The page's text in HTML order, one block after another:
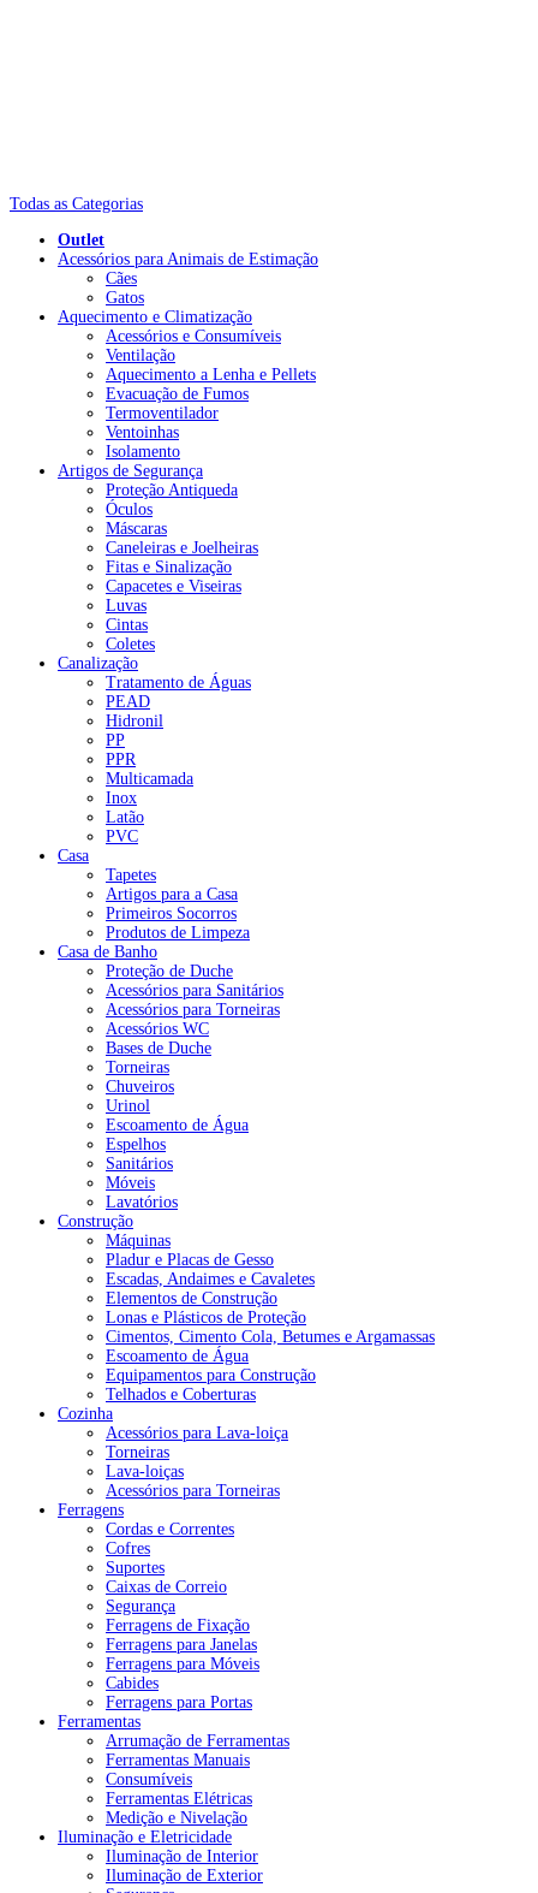
Todas as Categorias
Outlet
Acessórios para Animais de Estimação
Cães
Gatos
Aquecimento e Climatização
Acessórios e Consumíveis
Ventilação
Aquecimento a Lenha e Pellets
Evacuação de Fumos
Termoventilador
Ventoinhas
Isolamento
Artigos de Segurança
Proteção Antiqueda
Óculos
Máscaras
Caneleiras e Joelheiras
Fitas e Sinalização
Capacetes e Viseiras
Luvas
Cintas
Coletes
Canalização
Tratamento de Águas
PEAD
Hidronil
PP
PPR
Multicamada
Inox
Latão
PVC
Casa
Tapetes
Artigos para a Casa
Primeiros Socorros
Produtos de Limpeza
Casa de Banho
Proteção de Duche
Acessórios para Sanitários
Acessórios para Torneiras
Acessórios WC
Bases de Duche
Torneiras
Chuveiros
Urinol
Escoamento de Água
Espelhos
Sanitários
Móveis
Lavatórios
Construção
Máquinas
Pladur e Placas de Gesso
Escadas, Andaimes e Cavaletes
Elementos de Construção
Lonas e Plásticos de Proteção
Cimentos, Cimento Cola, Betumes e Argamassas
Escoamento de Água
Equipamentos para Construção
Telhados e Coberturas
Cozinha
Acessórios para Lava-loiça
Torneiras
Lava-loiças
Acessórios para Torneiras
Ferragens
Cordas e Correntes
Cofres
Suportes
Caixas de Correio
Segurança
Ferragens de Fixação
Ferragens para Janelas
Ferragens para Móveis
Cabides
Ferragens para Portas
Ferramentas
Arrumação de Ferramentas
Ferramentas Manuais
Consumíveis
Ferramentas Elétricas
Medição e Nivelação
Iluminação e Eletricidade
Iluminação de Interior
Iluminação de Exterior